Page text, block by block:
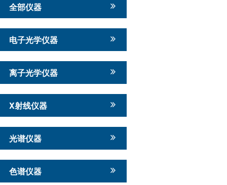
全部仪器
电子光学仪器
离子光学仪器
X射线仪器
光谱仪器
色谱仪器